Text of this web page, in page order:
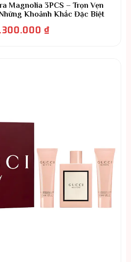
Magnolia 3PCS – Trọn Vẹn
Khoảnh Khắc Đặc Biệt
₫